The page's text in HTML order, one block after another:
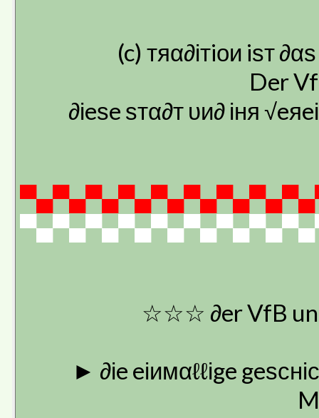
(c) тяα∂ітiои iѕт
Der
∂іeѕe ѕтα∂т υи∂ іня
☆☆☆ ∂er VfB
► ∂іe eіимαℓℓіge